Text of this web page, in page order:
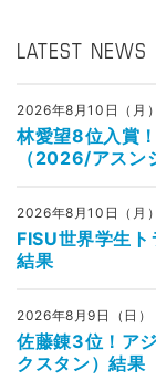
LATEST NEWS
2026年8月10日（月）
林愛望8位入賞
（2026/アスン
2026年8月10日（月）
FISU世界学生
結果
2026年8月9日（日）
佐藤錬3位！ア
クスタン）結果